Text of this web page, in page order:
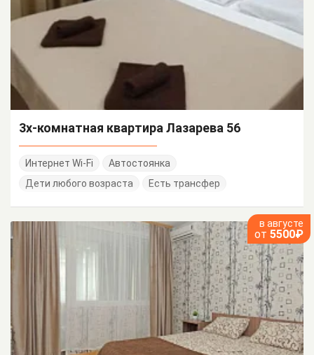
3х-комнатная квартира Лазарева 56
Интернет Wi-Fi
Автостоянка
Дети любого возраста
Есть трансфер
в августе
от 5500₽